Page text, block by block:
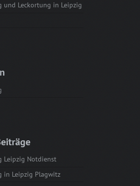
und Leckortung in Leipzig
Leipzig Notdienst
in Leipzig Plagwitz